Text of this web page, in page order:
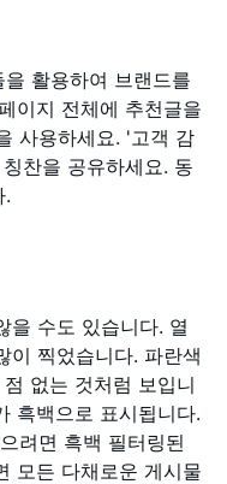
활용하여 브랜드를
이지 전체에 추천글을
사용하세요. '고객 감
찬을 공유하세요. 동
.
을 수도 있습니다. 열
이 찍었습니다. 파란색
없는 것처럼 보입니
흑백으로 표시됩니다.
려면 흑백 필터링된
모든 다채로운 게시물